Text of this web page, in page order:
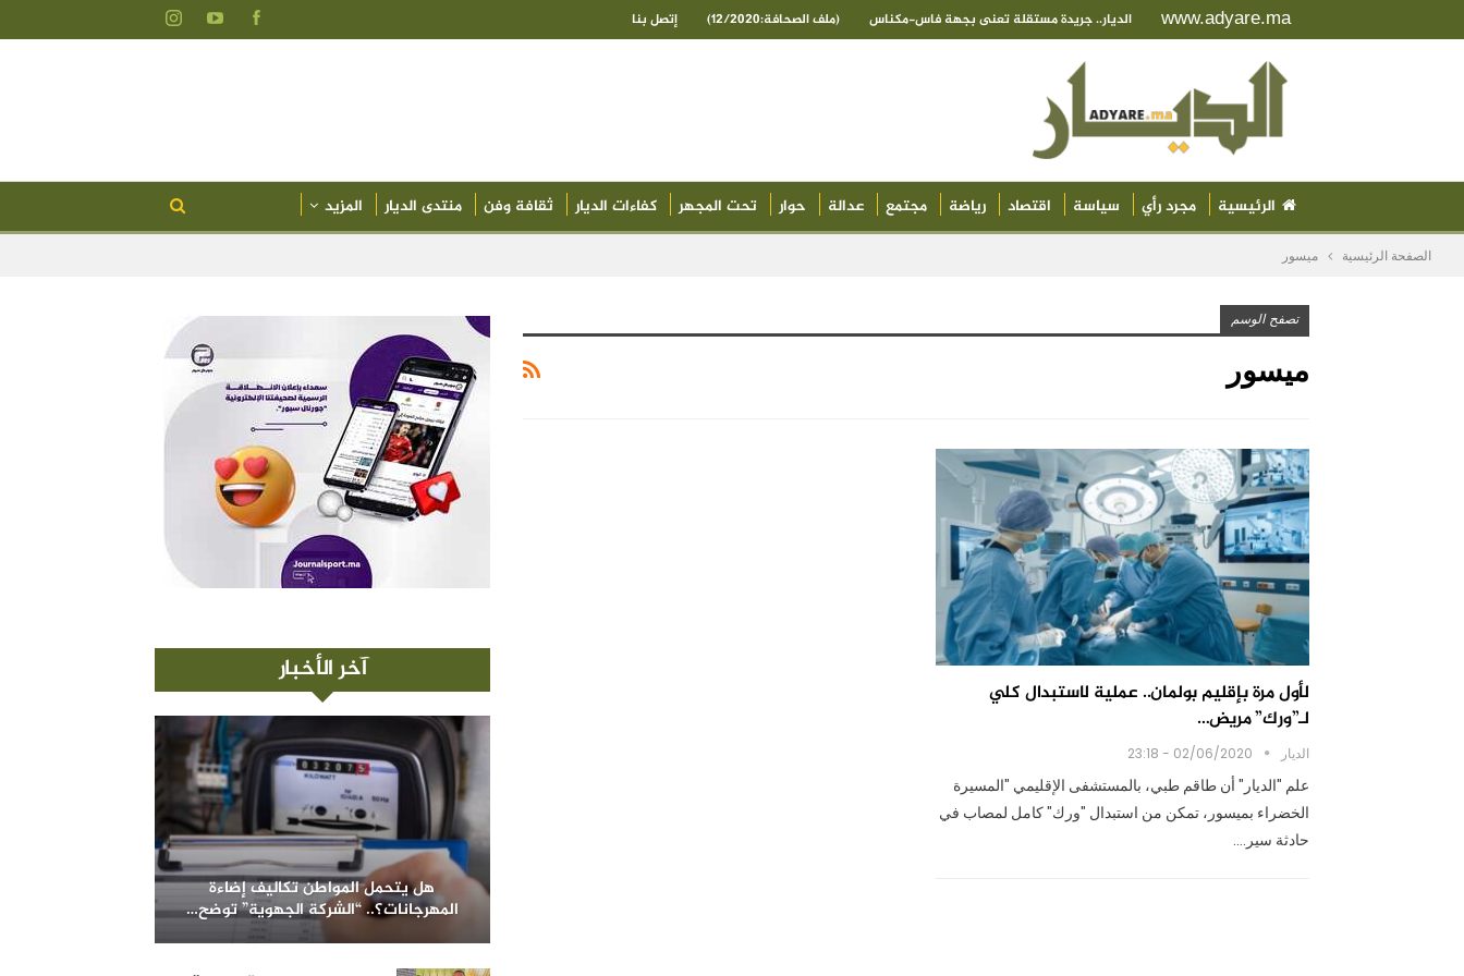
www.adyare.ma الديار.. جريدة مستقلة تعنى بجهة فاس-مكناس (ملف الصحافة:12/2020) إتصل بنا
الرئيسية مجرد رأي سياسة اقتصاد رياضة مجتمع عدالة حوار تحت المجهر كفاءات الديار ثقافة وفن منتدى الديار المزيد
الصفحة الرئيسية ميسور
تصفح الوسم
ميسور
لأول مرة بإقليم بولمان.. عملية لاستبدال كلي
لـ”ورك” مريض…
الديار 02/06/2020 - 23:18
علم "الديار" أن طاقم طبي، بالمستشفى الإقليمي "المسيرة
الخضراء بميسور، تمكن من استبدال "ورك" كامل لمصاب في
حادثة سير.…
آخر الأخبار
هل يتحمل المواطن تكاليف إضاءة
المهرجانات؟.. “الشركة الجهوية” توضح…